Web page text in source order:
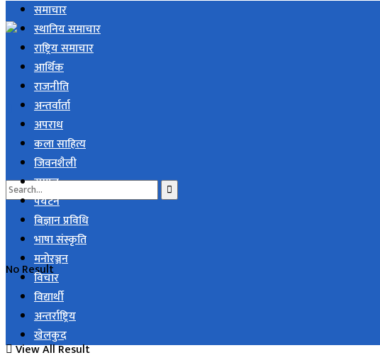
No Result
View All Result
समाचार
स्थानिय समाचार
राष्ट्रिय समाचार
आर्थिक
राजनीति
अन्तर्वार्ता
अपराध
कला साहित्य
जिवनशैली
समाज
पर्यटन
बिज्ञान प्रविधि
भाषा संस्कृति
मनोरञ्जन
विचार
विद्यार्थी
अन्तर्राष्ट्रिय
खेलकुद